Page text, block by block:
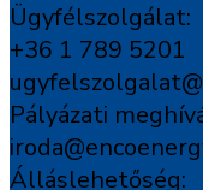
Ügyfélszolgálat:
+36 1 789 5201
Pályázati
Álláslehetőség: